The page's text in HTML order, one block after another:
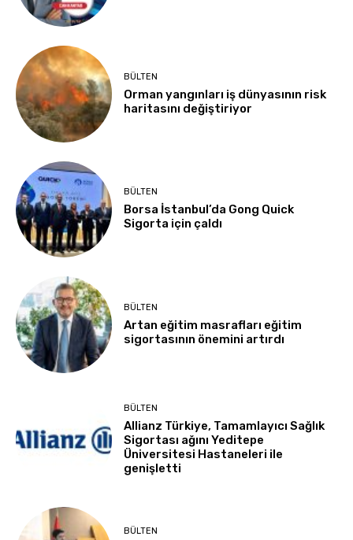
BÜLTEN
Orman yangınları iş dünyasının risk
haritasını değiştiriyor
BÜLTEN
Borsa İstanbul’da Gong Quick
Sigorta için çaldı
BÜLTEN
Artan eğitim masrafları eğitim
sigortasının önemini artırdı
BÜLTEN
Allianz Türkiye, Tamamlayıcı Sağlık
Sigortası ağını Yeditepe
Üniversitesi Hastaneleri ile
genişletti
BÜLTEN